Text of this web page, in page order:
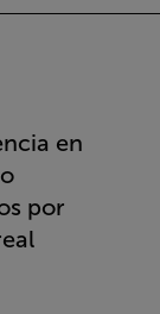
en
por